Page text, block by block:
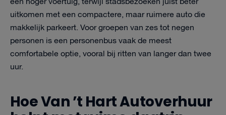
uitkomen met een compactere, maar ruimere auto die
makkelijk parkeert. Voor groepen van zes tot negen
personen is een personenbus vaak de meest
comfortabele optie, vooral bij ritten van langer dan twee
uur.
Hoe Van ’t Hart Autoverhuur